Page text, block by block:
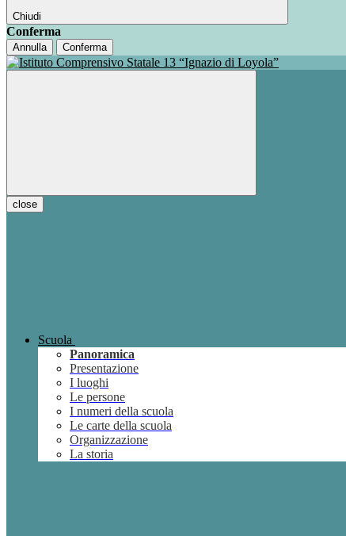
Chiudi
Conferma
Annulla Conferma
close
Scuola
Panoramica
Presentazione
I luoghi
Le persone
I numeri della scuola
Le carte della scuola
Organizzazione
La storia